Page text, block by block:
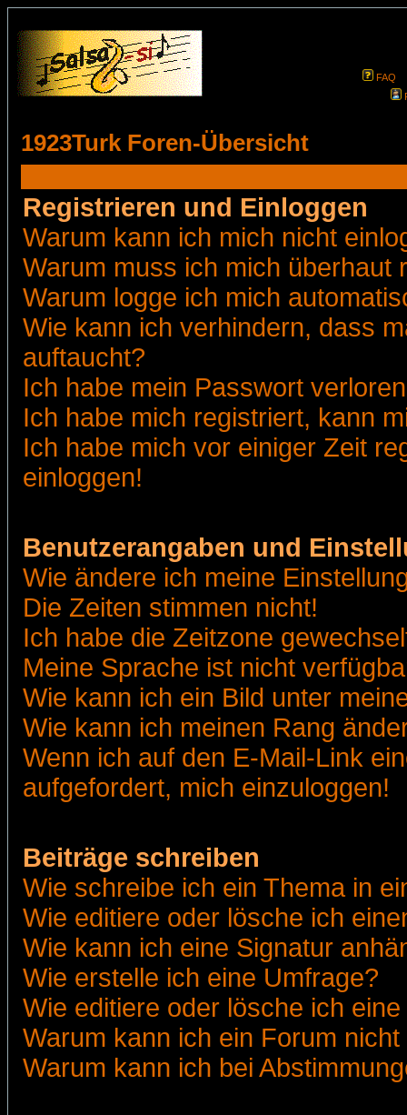
FAQ
1923Turk Foren-Übersicht
Registrieren und Einloggen
Warum kann ich mich nicht
Warum muss ich mich überhaut
Warum logge ich mich
Wie kann ich verhindern, dass
auftaucht?
Ich habe mein Passwort
Ich habe mich registriert, kann
Ich habe mich vor einiger Zeit
einloggen!
Benutzerangaben und
Wie ändere ich meine
Die Zeiten stimmen nicht!
Ich habe die Zeitzone
Meine Sprache ist nicht
Wie kann ich ein Bild unter
Wie kann ich meinen Rang
Wenn ich auf den E-Mail-Link
aufgefordert, mich einzuloggen!
Beiträge schreiben
Wie schreibe ich ein Thema in
Wie editiere oder lösche ich
Wie kann ich eine Signatur
Wie erstelle ich eine Umfrage?
Wie editiere oder lösche ich
Warum kann ich ein Forum
Warum kann ich bei